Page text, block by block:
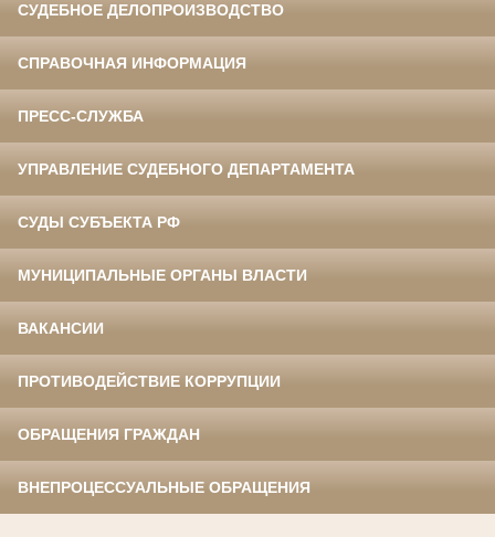
СУДЕБНОЕ ДЕЛОПРОИЗВОДСТВО
СПРАВОЧНАЯ ИНФОРМАЦИЯ
ПРЕСС-СЛУЖБА
УПРАВЛЕНИЕ СУДЕБНОГО ДЕПАРТАМЕНТА
СУДЫ СУБЪЕКТА РФ
МУНИЦИПАЛЬНЫЕ ОРГАНЫ ВЛАСТИ
ВАКАНСИИ
ПРОТИВОДЕЙСТВИЕ КОРРУПЦИИ
ОБРАЩЕНИЯ ГРАЖДАН
ВНЕПРОЦЕССУАЛЬНЫЕ ОБРАЩЕНИЯ